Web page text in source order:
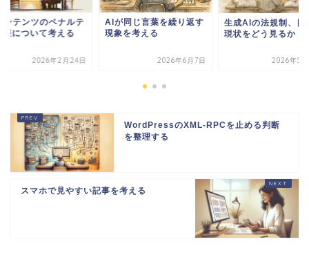
ンテンツのペナルテ
避について考える
2026年2月24日
AIが同じ言葉を繰り返す
現象を考える
2026年6月7日
生成AIの法規制、日
現状をどう見るか
2026年5
WordPressのXML-RPCを止める判断
を整理する
スマホで見やすい記事を考える